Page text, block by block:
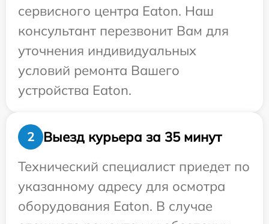
сервисного центра Eaton. Наш
консультант перезвонит Вам для
уточнения индивидуальных
условий ремонта Вашего
устройства Eaton.
2
Выезд курьера за 35 минут
Технический специалист приедет по
указанному адресу для осмотра
оборудования Eaton. В случае